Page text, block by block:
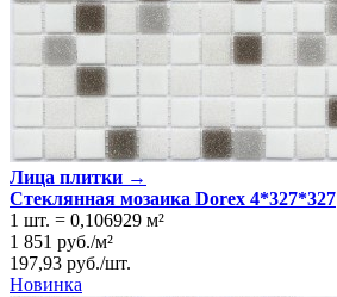
Лица плитки →
Стеклянная мозаика Dorex 4*327*327
1 шт. = 0,106929 м²
1 851 руб./м²
197,93 руб./шт.
Новинка